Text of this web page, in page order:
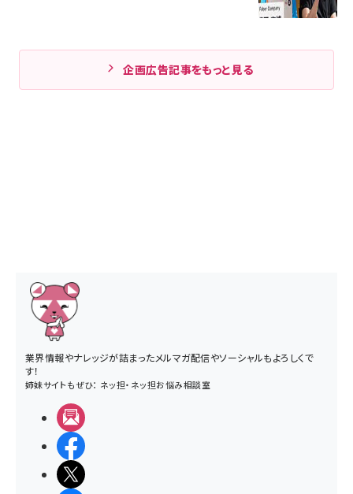
企画広告記事をもっと見る
業界情報やナレッジが詰まったメルマガ配信やソーシャルもよろしくで
す！
姉妹サイトもぜひ： ネッ担・ ネッ担お悩み相談室